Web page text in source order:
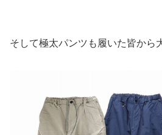
そして極太パンツも履いた皆から